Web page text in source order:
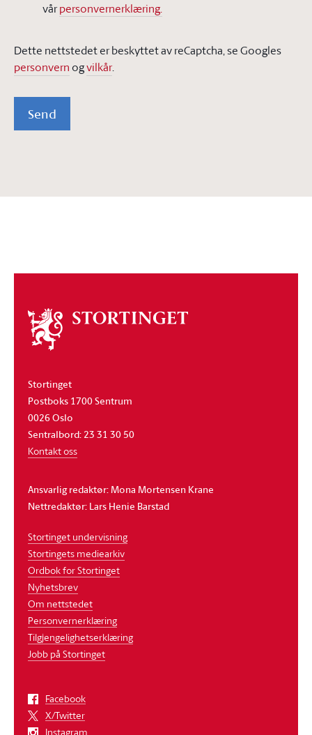
vårpersonvernerklæring.
Dette nettstedet er beskyttet av reCaptcha, se Googles
personvern ogvilkår.
Send
Om
stortinget
Stortinget
Postboks 1700 Sentrum
0026 Oslo
Sentralbord: 23 31 30 50
Kontakt oss
Ansvarlig redaktør: Mona Mortensen Krane
Nettredaktør: Lars Henie Barstad
Stortinget undervisning
Stortingets mediearkiv
Ordbok for Stortinget
Nyhetsbrev
Om nettstedet
Personvernerklæring
Tilgjengelighetserklæring
Jobb på Stortinget
Facebook
X/Twitter
Instagram